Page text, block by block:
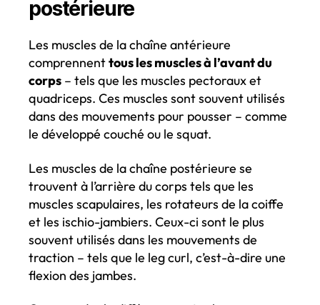
postérieure
Les muscles de la chaîne antérieure
comprennenttous les muscles à l’avant du
corps – tels que les muscles pectoraux et
quadriceps. Ces muscles sont souvent utilisés
dans des mouvements pour pousser – comme
le développé couché ou le squat.
Les muscles de la chaîne postérieure se
trouvent à l’arrière du corps tels que les
muscles scapulaires, les rotateurs de la coiffe
et les ischio-jambiers. Ceux-ci sont le plus
souvent utilisés dans les mouvements de
traction – tels que le leg curl, c’est-à-dire une
flexion des jambes.